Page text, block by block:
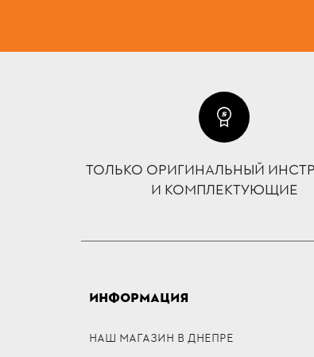
ТОЛЬКО ОРИГИНАЛЬНЫЙ
И КОМПЛЕКТУЮЩИЕ
ИНФОРМАЦИЯ
НАШ МАГАЗИН В ДНЕПРЕ